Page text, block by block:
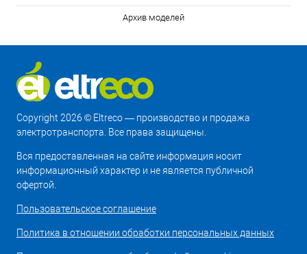
Архив моделей
Copyright 2026 © Eltreco — производство и продажа
электротранспорта. Все права защищены.
Вся предоставленная на сайте информация носит
информационный характер и не является публичной
офертой.
Пользовательское соглашение
Политика в отношении обработки персональных данных